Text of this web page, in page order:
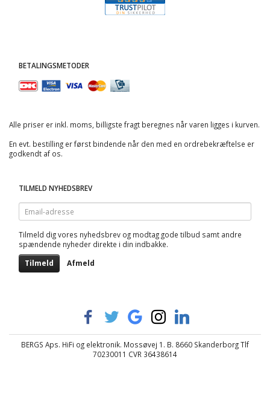
BETALINGSMETODER
Alle priser er inkl. moms, billigste fragt beregnes når varen ligges i kurven.
En evt. bestilling er først bindende når den med en ordrebekræftelse er
godkendt af os.
TILMELD NYHEDSBREV
Email-
adresse
Tilmeld dig vores nyhedsbrev og modtag gode tilbud samt andre
spændende nyheder direkte i din indbakke.
Tilmeld Afmeld
BERGS Aps. HiFi og elektronik. Mossøvej 1. B. 8660 Skanderborg Tlf
70230011 CVR 36438614